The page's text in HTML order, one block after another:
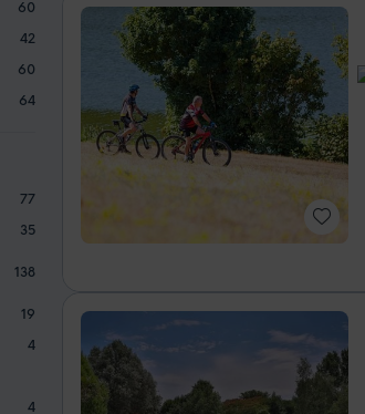
60
42
60
64
77
35
138
19
4
4